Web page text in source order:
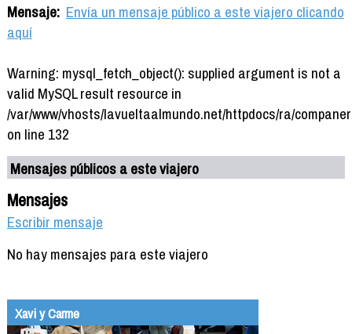
Mensaje: Envía un mensaje público a este viajero clicando
aquí
Warning: mysql_fetch_object(): supplied argument is not a
valid MySQL result resource in
/var/www/vhosts/lavueltaalmundo.net/httpdocs/ra/
on line 132
Mensajes públicos a este viajero
Mensajes
Escribir mensaje
No hay mensajes para este viajero
Xavi y Carme